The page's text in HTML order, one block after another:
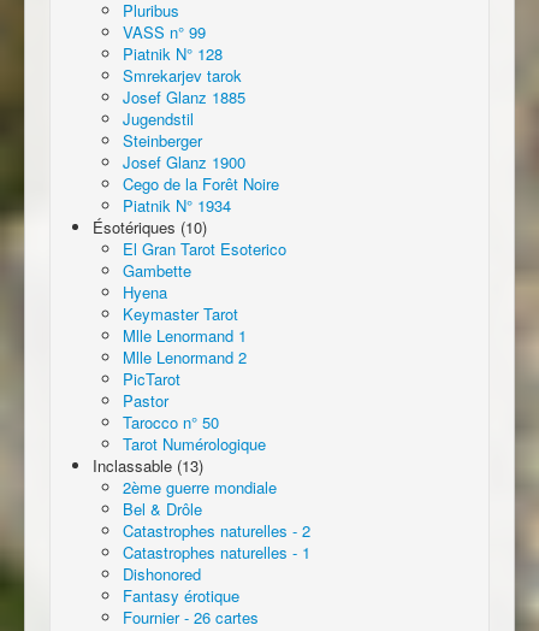
Pluribus
VASS n° 99
Piatnik N° 128
Smrekarjev tarok
Josef Glanz 1885
Jugendstil
Steinberger
Josef Glanz 1900
Cego de la Forêt Noire
Piatnik N° 1934
Ésotériques (10)
El Gran Tarot Esoterico
Gambette
Hyena
Keymaster Tarot
Mlle Lenormand 1
Mlle Lenormand 2
PicTarot
Pastor
Tarocco n° 50
Tarot Numérologique
Inclassable (13)
2ème guerre mondiale
Bel & Drôle
Catastrophes naturelles - 2
Catastrophes naturelles - 1
Dishonored
Fantasy érotique
Fournier - 26 cartes